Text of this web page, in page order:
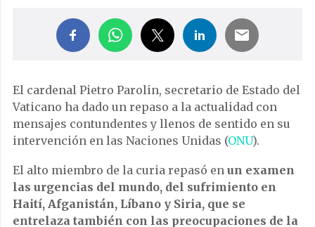
El cardenal Pietro Parolin, secretario de Estado del
Vaticano ha dado un repaso a la actualidad con
mensajes contundentes y llenos de sentido en su
intervención en las Naciones Unidas (ONU).
El alto miembro de la curia repasó en un examen
las urgencias del mundo, del sufrimiento en
Haití, Afganistán, Líbano y Siria, que se
entrelaza también con las preocupaciones de la